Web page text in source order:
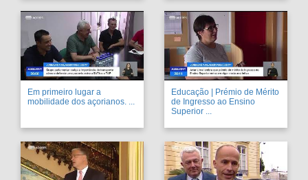
Em primeiro lugar a
mobilidade dos açorianos. ...
Educação | Prémio de Mérito
de Ingresso ao Ensino
Superior ...